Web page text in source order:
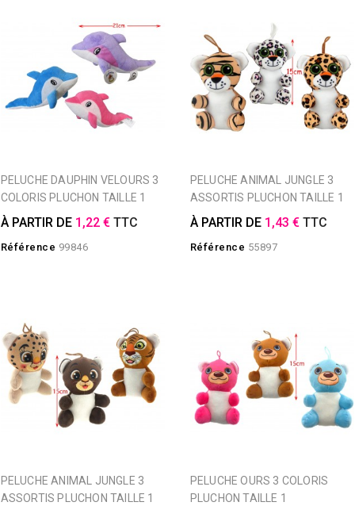
PELUCHE DAUPHIN VELOURS 3
COLORIS PLUCHON TAILLE 1
À PARTIR DE 1,22 € TTC
Référence 99846
PELUCHE ANIMAL JUNGLE 3
ASSORTIS PLUCHON TAILLE 1
À PARTIR DE 1,43 € TTC
Référence 55897
PELUCHE ANIMAL JUNGLE 3
ASSORTIS PLUCHON TAILLE 1
PELUCHE OURS 3 COLORIS
PLUCHON TAILLE 1